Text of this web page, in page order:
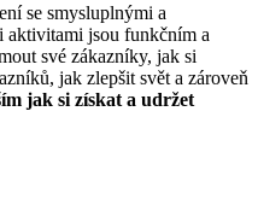
se smysluplnými a
aktivitami jsou funkčním a
své zákazníky, jak si
jak zlepšit svět a zároveň
jak si získat a udržet